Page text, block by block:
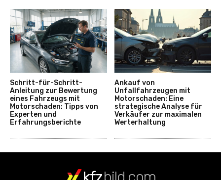
Schritt-für-Schritt-
Anleitung zur Bewertung
eines Fahrzeugs mit
Motorschaden: Tipps von
Experten und
Erfahrungsberichte
Ankauf von
Unfallfahrzeugen mit
Motorschaden: Eine
strategische Analyse für
Verkäufer zur maximalen
Werterhaltung